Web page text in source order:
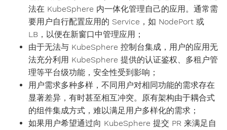
法在 KubeSphere 内一体化管理自己的应用。通常需
要用户自行配置应用的 Service，如 NodePort 或
LB，以便在新窗口中管理应用；
由于无法与 KubeSphere 控制台集成，用户的应用无
法充分利用 KubeSphere 提供的认证鉴权、多租户管
理等平台级功能，安全性受到影响；
用户需求多种多样，不同用户对相同功能的需求存在
显著差异，有时甚至相互冲突。原有架构由于耦合式
的组件集成方式，难以满足用户多样化的需求；
如果用户希望通过向 KubeSphere 提交 PR 来满足自